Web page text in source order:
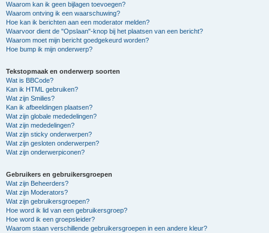
Waarom kan ik geen bijlagen toevoegen?
Waarom ontving ik een waarschuwing?
Hoe kan ik berichten aan een moderator melden?
Waarvoor dient de "Opslaan"-knop bij het plaatsen van een bericht?
Waarom moet mijn bericht goedgekeurd worden?
Hoe bump ik mijn onderwerp?
Tekstopmaak en onderwerp soorten
Wat is BBCode?
Kan ik HTML gebruiken?
Wat zijn Smilies?
Kan ik afbeeldingen plaatsen?
Wat zijn globale mededelingen?
Wat zijn mededelingen?
Wat zijn sticky onderwerpen?
Wat zijn gesloten onderwerpen?
Wat zijn onderwerpiconen?
Gebruikers en gebruikersgroepen
Wat zijn Beheerders?
Wat zijn Moderators?
Wat zijn gebruikersgroepen?
Hoe word ik lid van een gebruikersgroep?
Hoe word ik een groepsleider?
Waarom staan verschillende gebruikersgroepen in een andere kleur?